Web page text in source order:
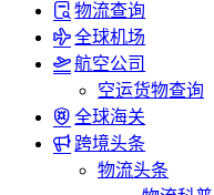
物流查询
全球机场
航空公司
空运货物查询
全球海关
跨境头条
物流头条